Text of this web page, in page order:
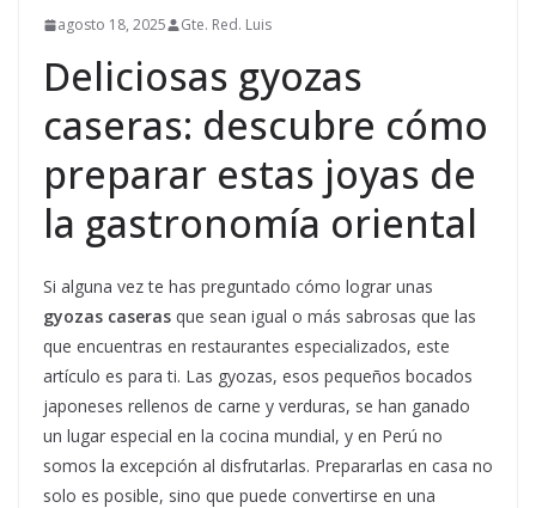
agosto 18, 2025 Gte. Red. Luis
Deliciosas gyozas
caseras: descubre cómo
preparar estas joyas de
la gastronomía oriental
Si alguna vez te has preguntado cómo lograr unas
gyozas caseras que sean igual o más sabrosas que las
que encuentras en restaurantes especializados, este
artículo es para ti. Las gyozas, esos pequeños bocados
japoneses rellenos de carne y verduras, se han ganado
un lugar especial en la cocina mundial, y en Perú no
somos la excepción al disfrutarlas. Prepararlas en casa no
solo es posible, sino que puede convertirse en una